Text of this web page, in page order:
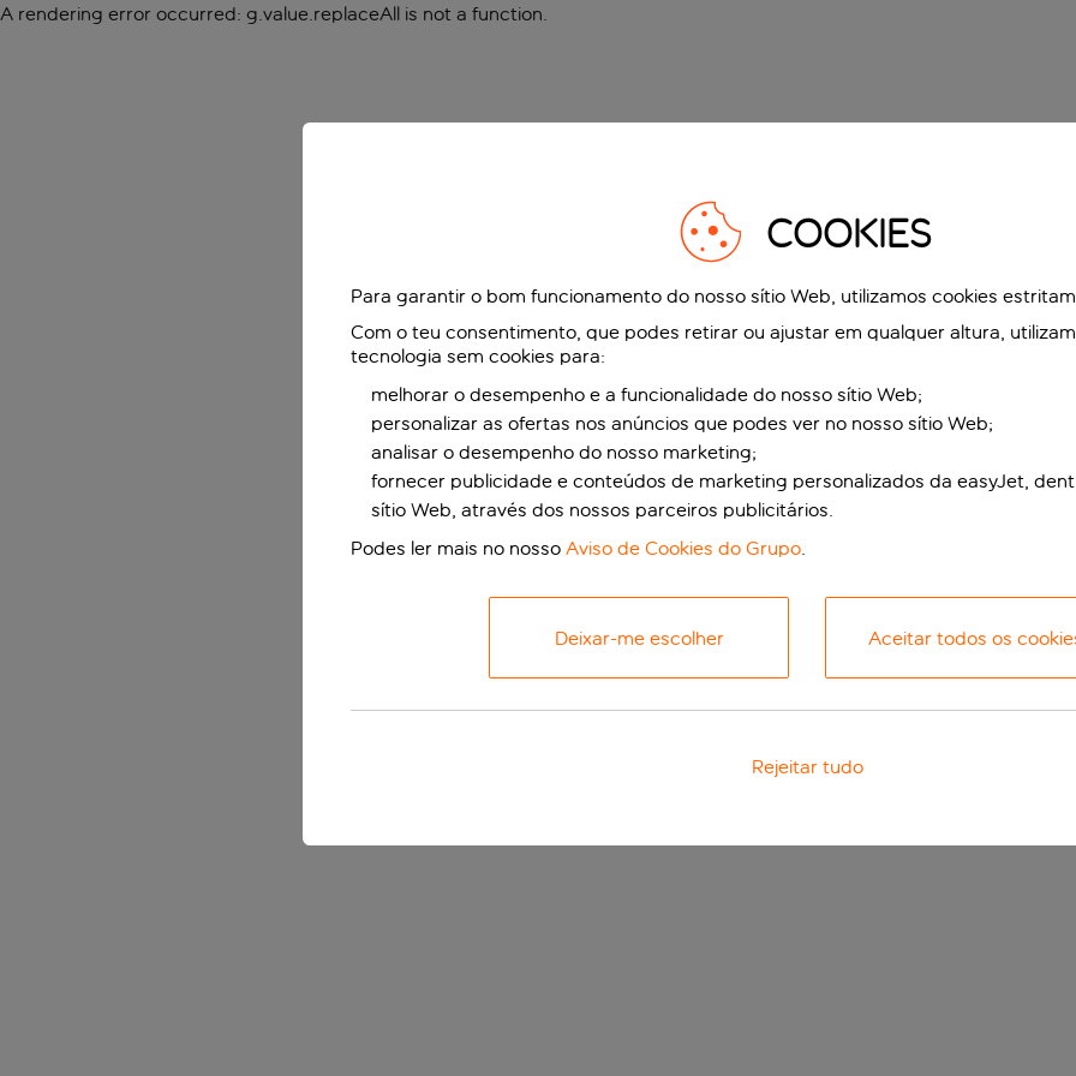
A rendering error occurred: g.value.replaceAll is not a function.
COOKIES
Para garantir o bom funcionamento do nosso sítio Web, utilizamos cookies
Com o teu consentimento, que podes retirar ou ajustar em qualquer altura,
tecnologia sem cookies para:
melhorar o desempenho e a funcionalidade do nosso sítio Web;
personalizar as ofertas nos anúncios que podes ver no nosso sítio Web;
analisar o desempenho do nosso marketing;
fornecer publicidade e conteúdos de marketing personalizados da easyJet,
sítio Web, através dos nossos parceiros publicitários.
Podes ler mais no nosso Aviso de Cookies do Grupo.
Deixar-me escolher Aceitar todos os
Rejeitar tudo